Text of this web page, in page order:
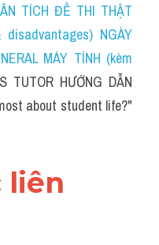
TÍCH ĐỀ THI THẬT
NGÀY
MÁY TÍNH (kèm
TUTOR HƯỚNG DẪN
about student life?"
liên